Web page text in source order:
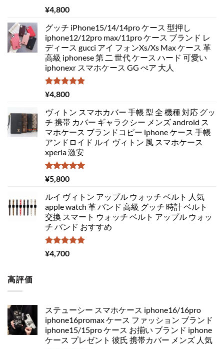
5段階中
5.00
¥4,800
グッチ iPhone15/14/14pro ケース 型押し
iphone12/12pro max/11pro ケース ブランド レ
ディース gucci アイ フォンXs/Xs Max ケース 革
高級 iphonese 第 二 世代 ケース ハード 可愛い
iphonexr スマホケース GG ぺア 大人
5段階中
5.00
¥4,800
ヴィトン スマホカバー 手帳 型 全 機種 対応 グッ
チ 携帯 カバー ギャラクシー メンズ android ス
マホケース ブランドコピー iphone ケース 手帳
アンドロイド ルイ ヴィトン 風 スマホケース
xperia 激安
5段階中
5.00
¥5,800
ルイ ヴィトン アップル ウォッチ ベルト 人気
apple watch 革 バンド 高級 グッチ 時計 ベルト
交換 スマート ウォッチ ベルト アップル ウォッ
チ バンド おすすめ
5段階中
5.00
¥4,700
高評価
ステューシー スマホケース iphone16/16pro
iphone16promax ケース ファッション ブランド
iphone15/15pro ケース お揃い ブランド iphone
ケース プレゼント 彼氏 携帯カバー メンズ 人気